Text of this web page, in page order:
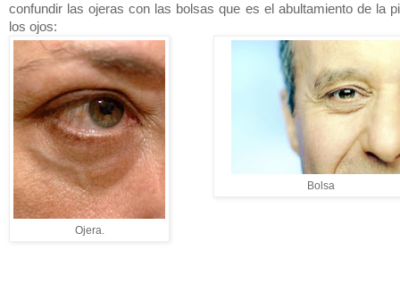
confundir las ojeras con las bolsas que es el abultamiento de la
los ojos:
Ojera.
Bolsa